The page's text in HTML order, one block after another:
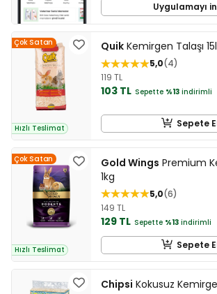
Uygulamayı
Çok Satan
Hızlı Teslimat
Quik Kemirgen Talaşı
5,0 4
119 TL
103 TL Sepette %13 indirimli
Sepete
Çok Satan
Hızlı Teslimat
Gold Wings Premium
1kg
5,0 6
149 TL
129 TL Sepette %13 indirimli
Sepete
Chipsi Kokusuz